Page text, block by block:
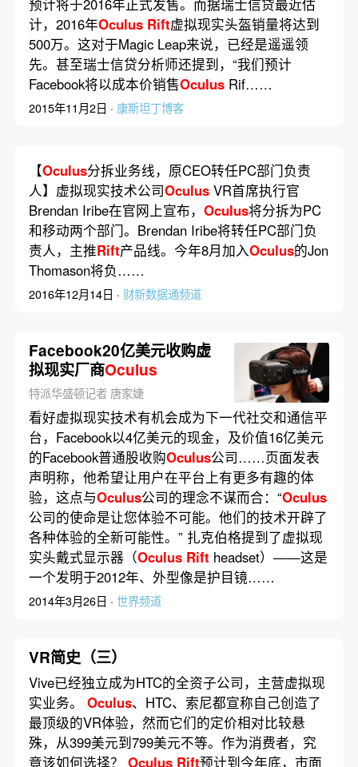
计，2016年Oculus Rift虚拟现实头盔销量将达到
500万。这对于Magic Leap来说，已经是遥遥领
先。甚至瑞士信贷分析师还提到，“我们预计
Facebook将以成本价销售OculusRif……
2015年11月2日 · 康斯坦丁博客
【Oculus分拆业务线，原CEO转任PC部门负责
人】虚拟现实技术公司OculusVR首席执行官
Brendan Iribe在官网上宣布， Oculus将分拆为PC
和移动两个部门。Brendan Iribe将转任PC部门负
责人，主推Rift产品线。今年8月加入Oculus的Jon
Thomason将负……
2016年12月14日 · 财新数据通频道
Facebook20亿美元收购虚
拟现实厂商Oculus
特派华盛顿记者 唐家婕
看好虚拟现实技术有机会成为下一代社交和通信平
台，Facebook以4亿美元的现金，及价值16亿美元
的Facebook普通股收购Oculus公司……页面发表
声明称，他希望让用户在平台上有更多有趣的体
验，这点与Oculus公司的理念不谋而合：“Oculus
公司的使命是让您体验不可能。他们的技术开辟了
各种体验的全新可能性。” 扎克伯格提到了虚拟现
实头戴式显示器（Oculus Rift headset）——这是
一个发明于2012年、外型像是护目镜……
2014年3月26日 · 世界频道
VR简史（三）
Vive已经独立成为HTC的全资子公司，主营虚拟现
实业务。 Oculus、HTC、索尼都宣称自己创造了
最顶级的VR体验，然而它们的定价相对比较悬
殊，从399美元到799美元不等。作为消费者，究
竟该如何选择？ Oculus Rift预计到今年底，市面